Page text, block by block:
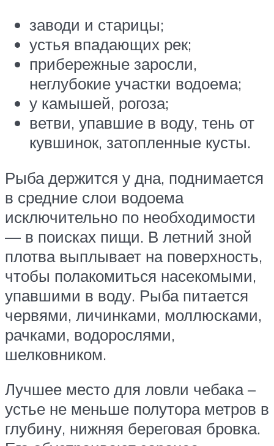
заводи и старицы;
устья впадающих рек;
прибережные заросли,
неглубокие участки водоема;
у камышей, рогоза;
ветви, упавшие в воду, тень от
кувшинок, затопленные кусты.
Рыба держится у дна, поднимается
в средние слои водоема
исключительно по необходимости
— в поисках пищи. В летний зной
плотва выплывает на поверхность,
чтобы полакомиться насекомыми,
упавшими в воду. Рыба питается
червями, личинками, моллюсками,
рачками, водорослями,
шелковником.
Лучшее место для ловли чебака –
устье не меньше полутора метров в
глубину, нижняя береговая бровка.